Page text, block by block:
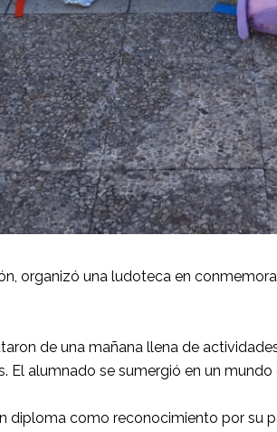
organizó una ludoteca en
de una mañana llena de
El alumnado se sumergió en un mundo
diploma como reconocimiento por su